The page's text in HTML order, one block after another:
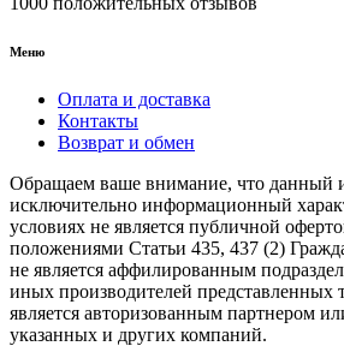
Меню
Оплата и доставка
Контакты
Возврат и обмен
Обращаем ваше внимание, что данный
исключительно информационный
условиях не является публичной
положениями Статьи 435, 437 (2)
не является аффилированным
иных производителей представленных
является авторизованным партнером
указанных и других компаний.